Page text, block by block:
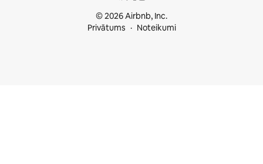
© 2026 Airbnb, Inc.
Privātums
Noteikumi